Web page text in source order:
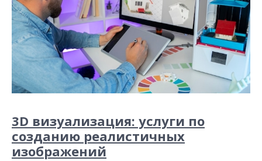
3D визуализация: услуги по
созданию реалистичных
изображений